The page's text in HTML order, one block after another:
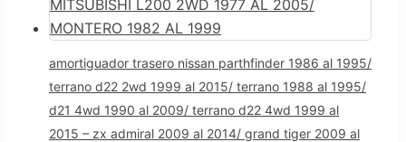
amortiguador trasero nissan parthfinder 1986 al 1995/
terrano d22 2wd 1999 al 2015/ terrano 1988 al 1995/
d21 4wd 1990 al 2009/ terrano d22 4wd 1999 al
2015 – zx admiral 2009 al 2014/ grand tiger 2009 al